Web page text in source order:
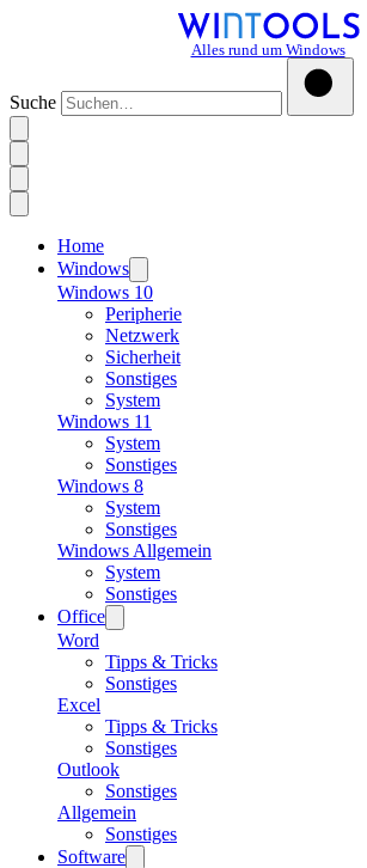
Alles rund um Windows
Suche
Home
Windows
Windows 10
Peripherie
Netzwerk
Sicherheit
Sonstiges
System
Windows 11
System
Sonstiges
Windows 8
System
Sonstiges
Windows Allgemein
System
Sonstiges
Office
Word
Tipps & Tricks
Sonstiges
Excel
Tipps & Tricks
Sonstiges
Outlook
Sonstiges
Allgemein
Sonstiges
Software